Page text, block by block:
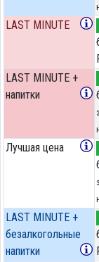
LAST MINUTE
LAST MINUTE +
напитки
Лучшая цена
LAST MINUTE +
безалкогольные
напитки